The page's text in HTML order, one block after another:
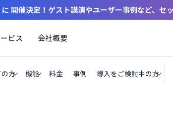
催決定！ゲスト講演やユーザー事例など、セ
ビス 会社概要
方 機能 料金 事例 導入をご検討中の方